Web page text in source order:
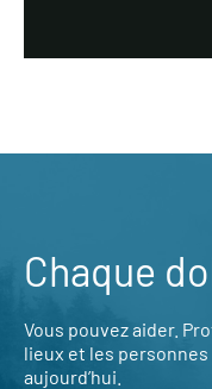
Chaque
Vous pouvez aider.
lieux et les personnes
aujourd’hui.